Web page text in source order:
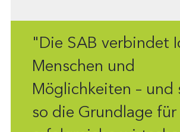
"Die SAB verbindet
Menschen und
Möglichkeiten – und
so die Grundlage für